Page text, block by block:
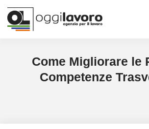
Come Migliorare le
Competenze